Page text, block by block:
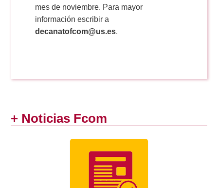
mes de noviembre. Para mayor
información escribir a
decanatofcom@us.es.
+ Noticias Fcom